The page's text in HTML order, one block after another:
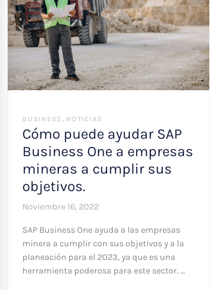
BUSINESS , NOTICIAS
Cómo puede ayudar SAP
Business One a empresas
mineras a cumplir sus
objetivos.
Noviembre 16, 2022
SAP Business One ayuda a las empresas
minera a cumplir con sus objetivos y a la
planeación para el 2023, ya que es una
herramienta poderosa para este sector. …